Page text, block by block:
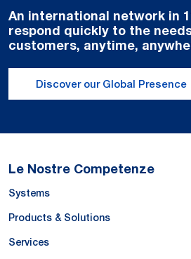
An international network in
respond quickly to the
customers, anytime,
Discover our Global Presence
Le Nostre Competenze
Systems
Products & Solutions
Services